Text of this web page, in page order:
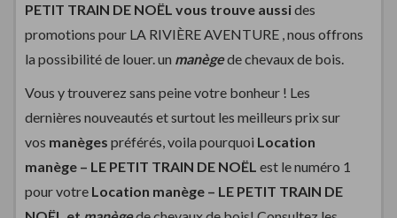
PETIT TRAIN DE NOËL vous trouve aussides
promotions pour LA RIVIÈRE AVENTURE , nous offrons
la possibilité de louer. un manègede chevaux de bois.
Vous y trouverez sans peine votre bonheur ! Les
dernières nouveautés et surtout les meilleurs prix sur
vos manèges préférés, voila pourquoi Location
manège – LE PETIT TRAIN DE NOËL est le numéro 1
pour votre Location manège – LE PETIT TRAIN DE